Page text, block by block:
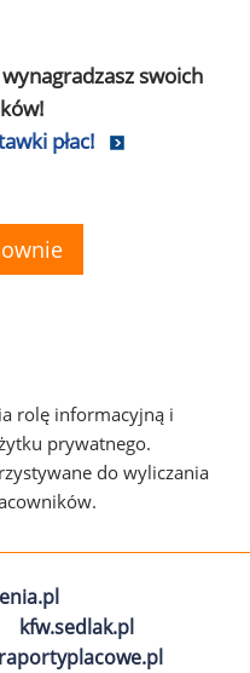
swoich
płac!
rolę informacyjną i
prywatnego.
do wyliczania
kfw.sedlak.pl
raportyplacowe.pl